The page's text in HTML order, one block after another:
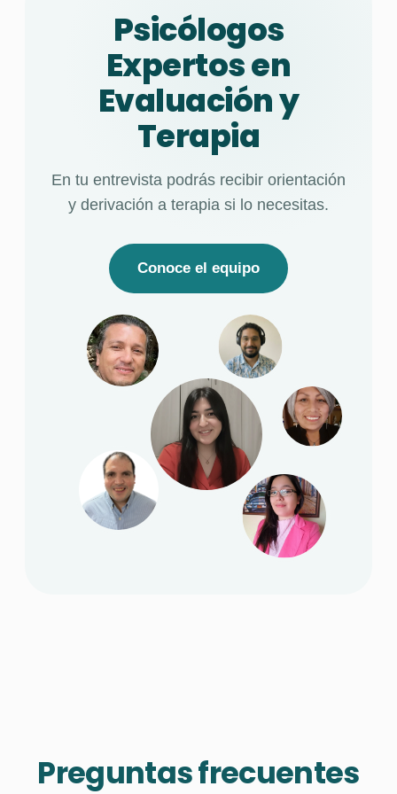
Psicólogos
Expertos en
Evaluación y
Terapia
En tu entrevista podrás recibir orientación
y derivación a terapia si lo necesitas.
Conoce el equipo
Preguntas frecuentes